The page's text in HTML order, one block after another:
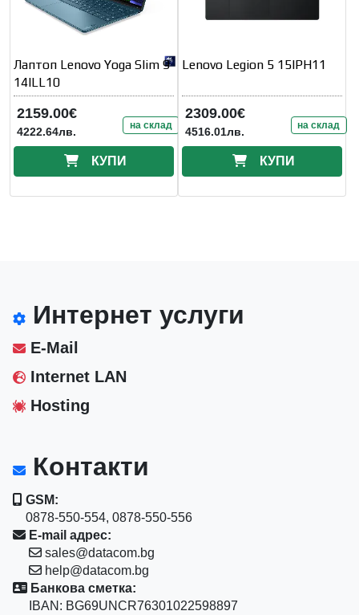
Лаптоп Lenovo Yoga Slim 9
14ILL10
2159.00€
4222.64лв. на склад
КУПИ
Lenovo Legion 5 15IPH11
2309.00€
4516.01лв. на склад
КУПИ
Интернет услуги
E-Mail
Internet LAN
Hosting
Контакти
GSM:
0878-550-554, 0878-550-556
E-mail адрес:
sales@datacom.bg
help@datacom.bg
Банкова сметка:
IBAN: BG69UNCR76301022598897